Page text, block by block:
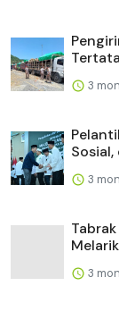
Tertata
3
Sosial,
3
3